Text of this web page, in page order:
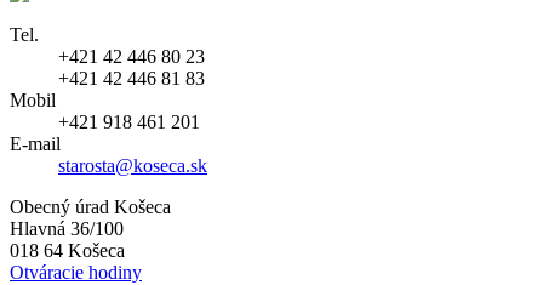
Tel.
+421 42 446 80 23
+421 42 446 81 83
Mobil
+421 918 461 201
E-mail
starosta@koseca.sk
Obecný úrad Košeca
Hlavná 36/100
018 64 Košeca
Otváracie hodiny